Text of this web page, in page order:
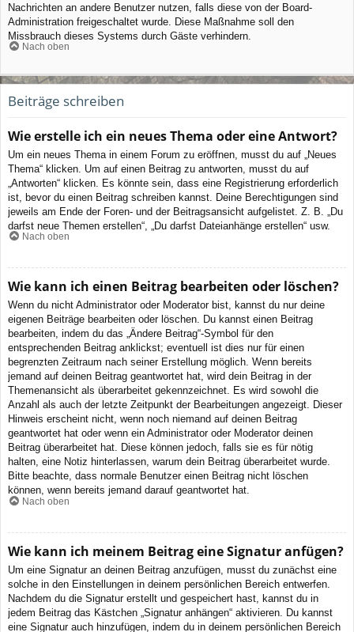
Nachrichten an andere Benutzer nutzen, falls diese von der Board-
Administration freigeschaltet wurde. Diese Maßnahme soll den
Missbrauch dieses Systems durch Gäste verhindern.
Nach oben
Beiträge schreiben
Wie erstelle ich ein neues Thema oder eine Antwort?
Um ein neues Thema in einem Forum zu eröffnen, musst du auf „Neues
Thema“ klicken. Um auf einen Beitrag zu antworten, musst du auf
„Antworten“ klicken. Es könnte sein, dass eine Registrierung erforderlich
ist, bevor du einen Beitrag schreiben kannst. Deine Berechtigungen sind
jeweils am Ende der Foren- und der Beitragsansicht aufgelistet. Z. B. „Du
darfst neue Themen erstellen“, „Du darfst Dateianhänge erstellen“ usw.
Nach oben
Wie kann ich einen Beitrag bearbeiten oder löschen?
Wenn du nicht Administrator oder Moderator bist, kannst du nur deine
eigenen Beiträge bearbeiten oder löschen. Du kannst einen Beitrag
bearbeiten, indem du das „Ändere Beitrag“-Symbol für den
entsprechenden Beitrag anklickst; eventuell ist dies nur für einen
begrenzten Zeitraum nach seiner Erstellung möglich. Wenn bereits
jemand auf deinen Beitrag geantwortet hat, wird dein Beitrag in der
Themenansicht als überarbeitet gekennzeichnet. Es wird sowohl die
Anzahl als auch der letzte Zeitpunkt der Bearbeitungen angezeigt. Dieser
Hinweis erscheint nicht, wenn noch niemand auf deinen Beitrag
geantwortet hat oder wenn ein Administrator oder Moderator deinen
Beitrag überarbeitet hat. Diese können jedoch, falls sie es für nötig
halten, eine Notiz hinterlassen, warum dein Beitrag überarbeitet wurde.
Bitte beachte, dass normale Benutzer einen Beitrag nicht löschen
können, wenn bereits jemand darauf geantwortet hat.
Nach oben
Wie kann ich meinem Beitrag eine Signatur anfügen?
Um eine Signatur an deinen Beitrag anzufügen, musst du zunächst eine
solche in den Einstellungen in deinem persönlichen Bereich entwerfen.
Nachdem du die Signatur erstellt und gespeichert hast, kannst du in
jedem Beitrag das Kästchen „Signatur anhängen“ aktivieren. Du kannst
eine Signatur auch hinzufügen, indem du in deinem persönlichen Bereich